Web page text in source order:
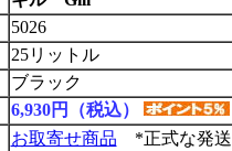
5026
25リットル
ブラック
6,930円（税込）
お取寄せ商品 *正式な発送